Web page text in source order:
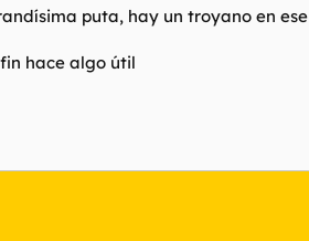
puta, hay un troyano en
hace algo útil